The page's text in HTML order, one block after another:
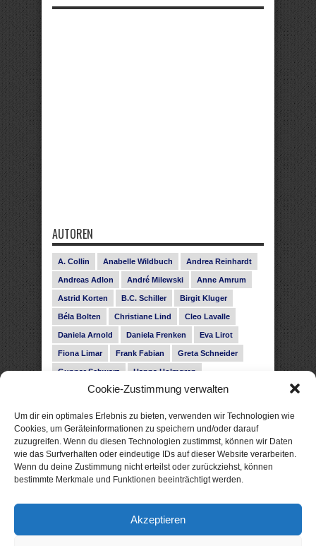
Cookie-Zustimmung verwalten
Um dir ein optimales Erlebnis zu bieten, verwenden wir Technologien wie
Cookies, um Geräteinformationen zu speichern und/oder darauf
zuzugreifen. Wenn du diesen Technologien zustimmst, können wir Daten
wie das Surfverhalten oder eindeutige IDs auf dieser Website verarbeiten.
Wenn du deine Zustimmung nicht erteilst oder zurückziehst, können
bestimmte Merkmale und Funktionen beeinträchtigt werden.
Akzeptieren
AUTOREN
A. Collin Anabelle Wildbuch Andrea Reinhardt
Andreas Adlon André Milewski Anne Amrum
Astrid Korten B.C. Schiller Birgit Kluger
Béla Bolten Christiane Lind Cleo Lavalle
Daniela Arnold Daniela Frenken Eva Lirot
Fiona Limar Frank Fabian Greta Schneider
Gunnar Schwarz Hanna Holmgren
Heike Fröhling Ina Glahe Ivo Pala J. Vellguth
Leonie Haubrich Lilly Labord Livia Pipes
Malin Blunk Marcus Hünnebeck Martin Krist
Melisa Schwermer Nele Bruun Nika Lubitsch
Noah Fitz Nora Amelie René Junge
Subina Giuletti